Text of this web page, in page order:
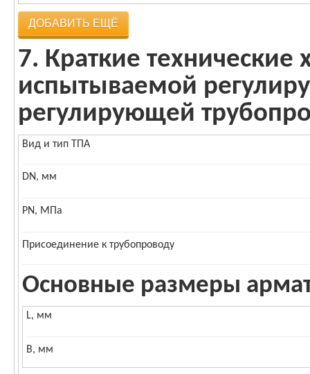
ДОБАВИТЬ ЕЩЁ
7. Краткие технические
испытываемой
регулирующей
Вид и тип ТПА
DN, мм
PN, МПа
Присоединение к трубопроводу
Основные размеры
L, мм
B, мм